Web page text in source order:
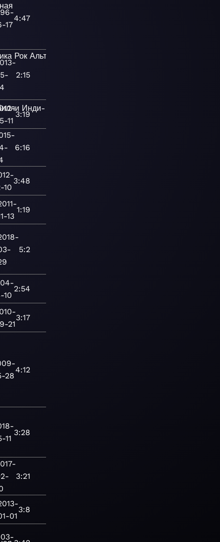
17
4:47
Рок Альтернативная
2:15
Инди-
11
3:19
6:16
10
3:48
13
1:19
5:2
10
2:54
21
3:17
28
4:12
11
3:28
3:21
01
3:8